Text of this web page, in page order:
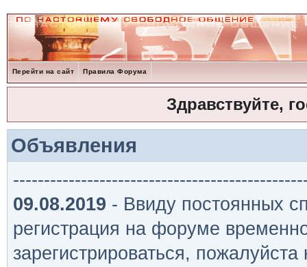
Перейти на сайт Правила Форума
Здравствуйте,
Объявления
09.08.2019 - Ввиду постоянных
регистрация на форуме
зарегистрироваться,